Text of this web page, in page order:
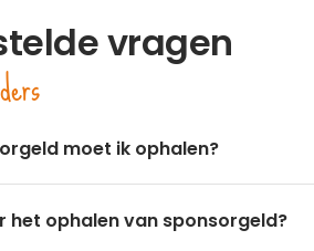
vragen
moet ik ophalen?
het ophalen van sponsorgeld?